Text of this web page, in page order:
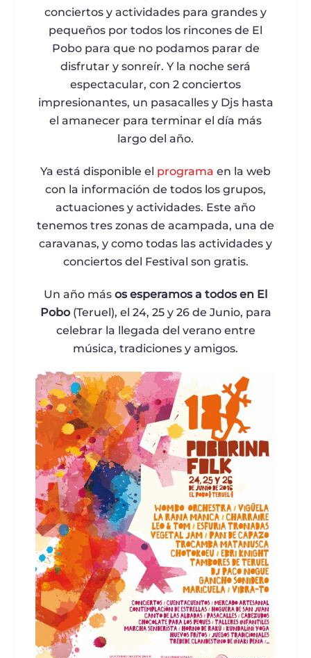
conciertos y actividades para grandes y
pequeños por todos los rincones de El
Pobo para que no podamos parar de
disfrutar y sonreír. Y la noche será
espectacular, con 2 conciertos
impresionantes, un pasacalles y Djs hasta
el amanecer para terminar el día más
largo del año.
Ya está disponible el programa en la web
con la información de todos los grupos,
actuaciones y actividades. Este año
tenemos tres zonas de acampada, una de
caravanas, y como todas las actividades y
conciertos del Festival son gratis.
Un año más os esperamos a todos en El
Pobo(Teruel), el 24, 25 y 26 de Junio, para
celebrar la llegada del verano entre
música, tradiciones y amigos.